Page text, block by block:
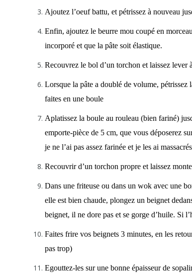
Ajoutez l’oeuf battu, et pétrissez à nouveau
Enfin, ajoutez le beurre mou coupé en
incorporé et que la pâte soit élastique.
Recouvrez le bol d’un torchon et laissez lever
Lorsque la pâte a doublé de volume,
faites en une boule
Aplatissez la boule au rouleau (bien fariné)
emporte-pièce de 5 cm, que vous déposerez
je ne l’ai pas assez farinée et je les ai
Recouvrir d’un torchon propre et laissez
Dans une friteuse ou dans un wok avec une
elle est bien chaude, plongez un beignet
beignet, il ne dore pas et se gorge d’huile. Si
Faites frire vos beignets 3 minutes, en les
pas trop)
Egouttez-les sur une bonne épaisseur de